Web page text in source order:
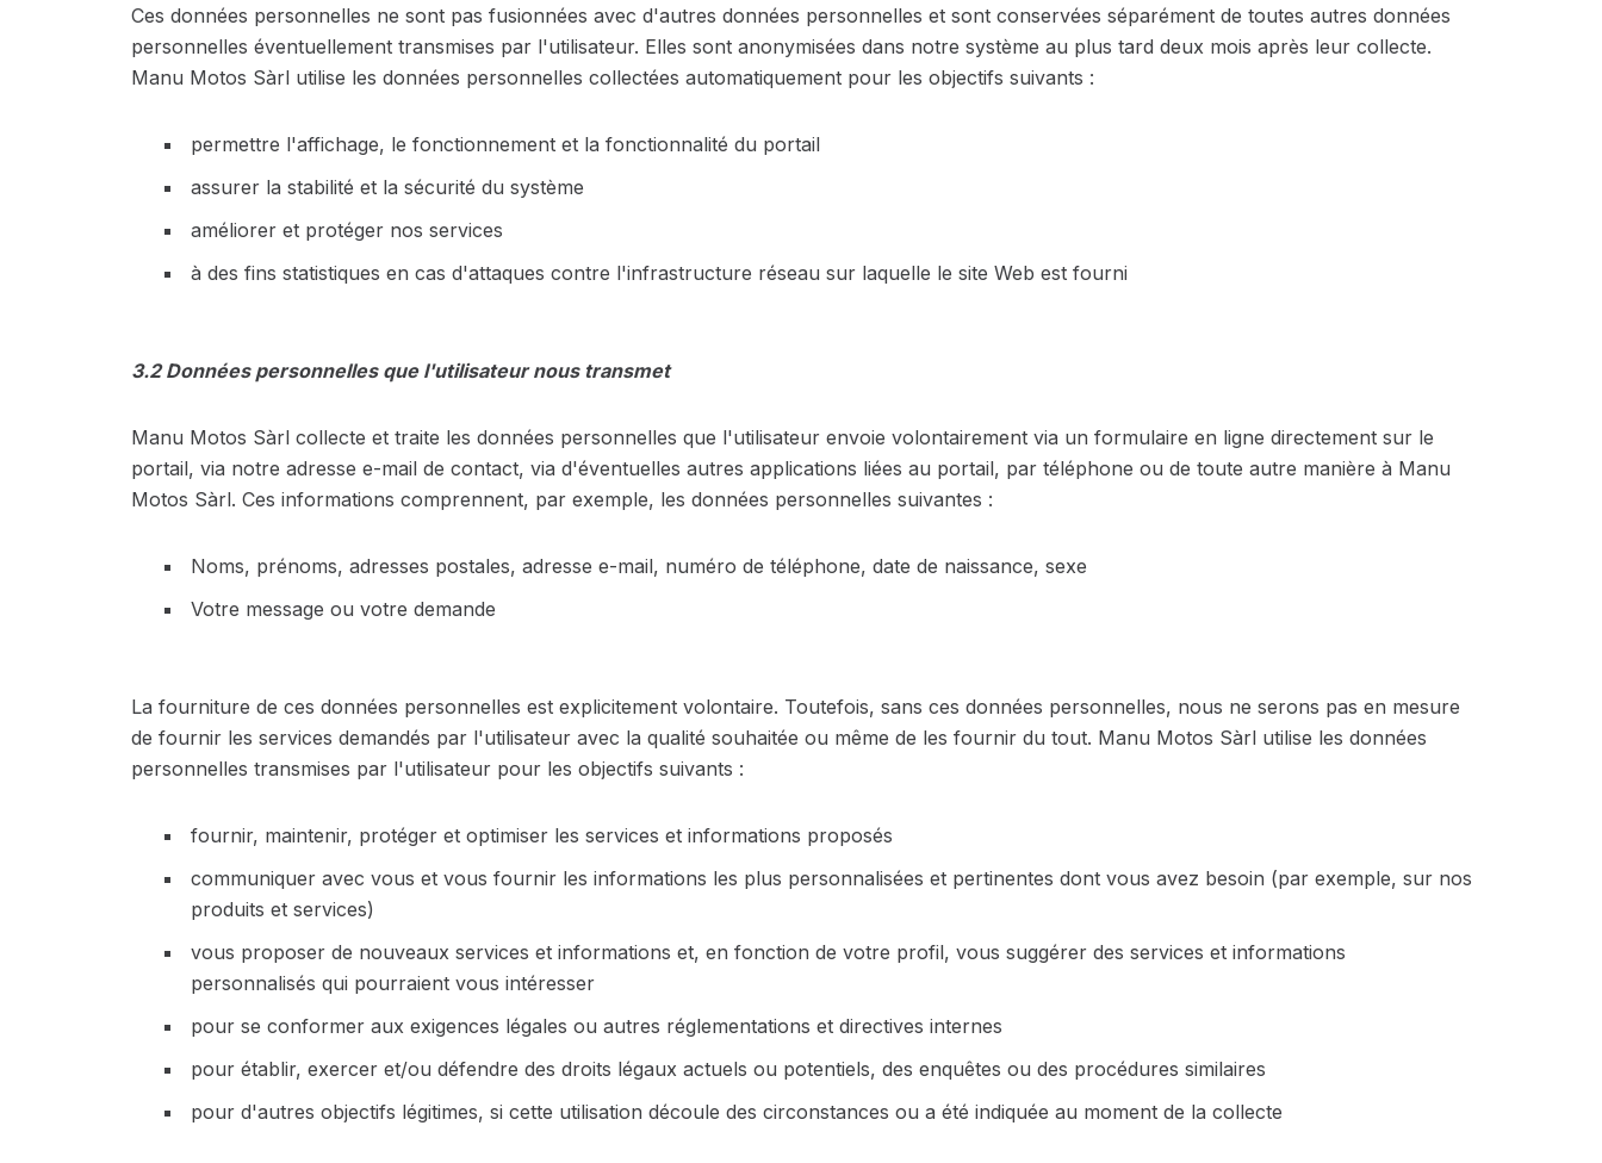
Ces données personnelles ne sont pas fusionnées avec d'autres données personnelles et sont conservées séparément de toutes autres données
personnelles éventuellement transmises par l'utilisateur. Elles sont anonymisées dans notre système au plus tard deux mois après leur collecte.
Manu Motos Sàrl utilise les données personnelles collectées automatiquement pour les objectifs suivants :
permettre l'affichage, le fonctionnement et la fonctionnalité du portail
assurer la stabilité et la sécurité du système
améliorer et protéger nos services
à des fins statistiques en cas d'attaques contre l'infrastructure réseau sur laquelle le site Web est fourni
3.2 Données personnelles que l'utilisateur nous transmet
Manu Motos Sàrl collecte et traite les données personnelles que l'utilisateur envoie volontairement via un formulaire en ligne directement sur le
portail, via notre adresse e-mail de contact, via d'éventuelles autres applications liées au portail, par téléphone ou de toute autre manière à Manu
Motos Sàrl. Ces informations comprennent, par exemple, les données personnelles suivantes :
Noms, prénoms, adresses postales, adresse e-mail, numéro de téléphone, date de naissance, sexe
Votre message ou votre demande
La fourniture de ces données personnelles est explicitement volontaire. Toutefois, sans ces données personnelles, nous ne serons pas en mesure
de fournir les services demandés par l'utilisateur avec la qualité souhaitée ou même de les fournir du tout. Manu Motos Sàrl utilise les données
personnelles transmises par l'utilisateur pour les objectifs suivants :
fournir, maintenir, protéger et optimiser les services et informations proposés
communiquer avec vous et vous fournir les informations les plus personnalisées et pertinentes dont vous avez besoin (par exemple, sur nos
produits et services)
vous proposer de nouveaux services et informations et, en fonction de votre profil, vous suggérer des services et informations
personnalisés qui pourraient vous intéresser
pour se conformer aux exigences légales ou autres réglementations et directives internes
pour établir, exercer et/ou défendre des droits légaux actuels ou potentiels, des enquêtes ou des procédures similaires
pour d'autres objectifs légitimes, si cette utilisation découle des circonstances ou a été indiquée au moment de la collecte